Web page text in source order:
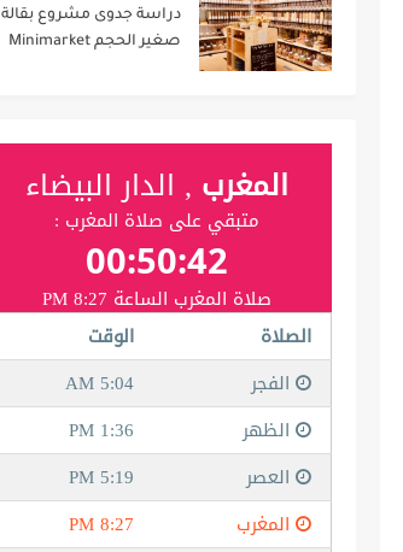
دراسة جدوى مشروع بقالة
صغير الحجم Minimarket